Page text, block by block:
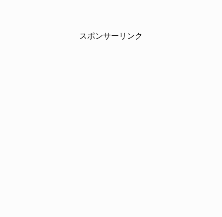
スポンサーリンク